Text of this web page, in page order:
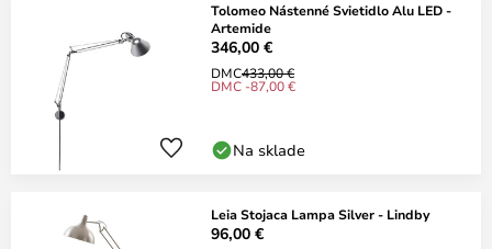
Tolomeo Nástenné Svietidlo Alu LED -
Artemide
346,00 €
DMC433,00 €
DMC -87,00 €
Na sklade
Leia Stojaca Lampa Silver - Lindby
96,00 €